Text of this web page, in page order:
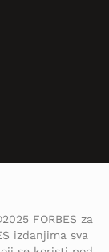
FORBES za
izdanjima sva